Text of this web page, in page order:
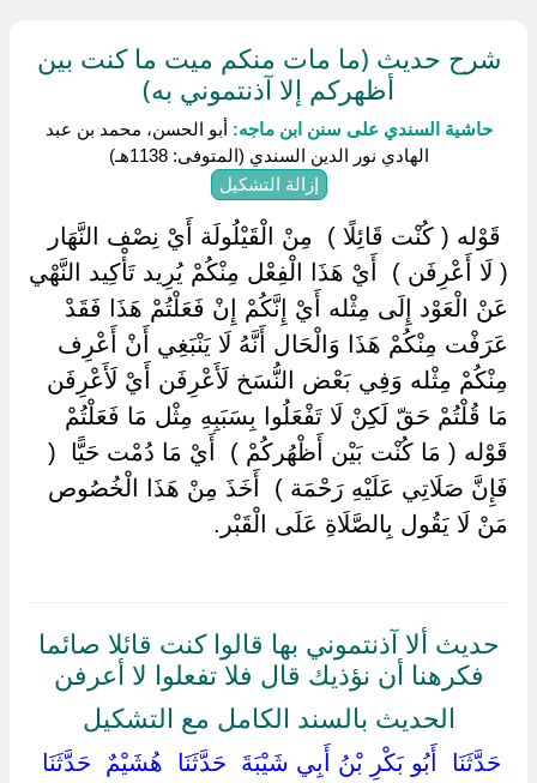
شرح حديث (ما مات منكم ميت ما كنت بين
أظهركم إلا آذنتموني به)
حاشية السندي على سنن ابن ماجه: أبو الحسن، محمد بن عبد
الهادي نور الدين السندي (المتوفى: 1138هـ)
إزالة التشكيل
‏ ‏قَوْله ( كُنْت قَائِلًا ) ‏ ‏مِنْ الْقَيْلُولَة أَيْ نِصْف النَّهَار ‏
‏( لَا أَعْرِفَن ) ‏ ‏أَيْ هَذَا الْفِعْل مِنْكُمْ يُرِيد تَأْكِيد النَّهْي
عَنْ الْعَوْد إِلَى مِثْله أَيْ إِنَّكُمْ إِنْ فَعَلْتُمْ هَذَا فَقَدْ
عَرَفْت مِنْكُمْ هَذَا وَالْحَال أَنَّهُ لَا يَنْبَغِي أَنْ أَعْرِف
مِنْكُمْ مِثْله وَفِي بَعْض النُّسَخ لَأَعْرِفَن أَيْ لَأَعْرِفَن
مَا قُلْتُمْ حَقّ لَكِنْ لَا تَفْعَلُوا بِسَبَبِهِ مِثْل مَا فَعَلْتُمْ ‏
‏قَوْله ( مَا كُنْت بَيْن أَظْهُركُمْ ) ‏ ‏أَيْ مَا دُمْت حَيًّا ‏ ‏(
فَإِنَّ صَلَاتِي عَلَيْهِ رَحْمَة ) ‏ ‏أَخَذَ مِنْ هَذَا الْخُصُوص
مَنْ لَا يَقُول بِالصَّلَاةِ عَلَى الْقَبْر.
حديث ألا آذنتموني بها قالوا كنت قائلا صائما
فكرهنا أن نؤذيك قال فلا تفعلوا لا أعرفن
الحديث بالسند الكامل مع التشكيل
‏ ‏حَدَّثَنَا ‏ ‏أَبُو بَكْرِ بْنُ أَبِي شَيْبَةَ ‏ ‏حَدَّثَنَا ‏ ‏هُشَيْمٌ ‏ ‏حَدَّثَنَا ‏